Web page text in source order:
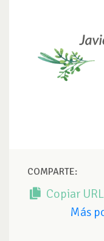
COMPARTE:
Copiar URL
Más